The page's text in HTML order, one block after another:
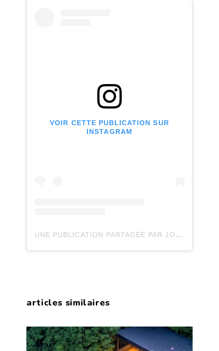
VOIR CETTE PUBLICATION SUR
INSTAGRAM
UNE PUBLICATION PARTAGÉE PAR JOLI JOLI DESIGN (@JOLIJOLIDESIGN)
articles similaires